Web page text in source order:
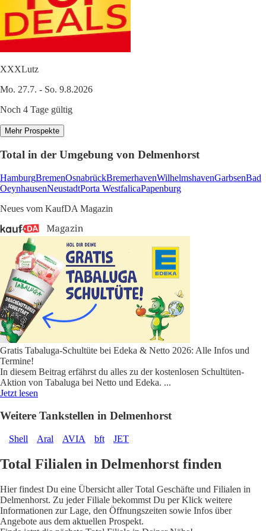
XXXLutz
Mo. 27.7. - So. 9.8.2026
Noch 4 Tage gültig
Mehr Prospekte
Total in der Umgebung von Delmenhorst
HamburgBremenOsnabrückBremerhavenWilhelmshavenGarbsenBad
OeynhausenNeustadtPorta WestfalicaPapenburg
Neues vom KaufDA Magazin
Gratis Tabaluga-Schultüte bei Edeka & Netto 2026: Alle Infos und
Termine!
In diesem Beitrag erfährst du alles zu der kostenlosen Schultüten-
Aktion von Tabaluga bei Netto und Edeka. ...
Jetzt lesen
Weitere Tankstellen in Delmenhorst
Shell Aral AVIA bft JET
Total Filialen in Delmenhorst finden
Hier findest Du eine Übersicht aller Total Geschäfte und Filialen in
Delmenhorst. Zu jeder Filiale bekommst Du per Klick weitere
Informationen zur Lage, den Öffnungszeiten sowie Infos über
Angebote aus dem aktuellen Prospekt.